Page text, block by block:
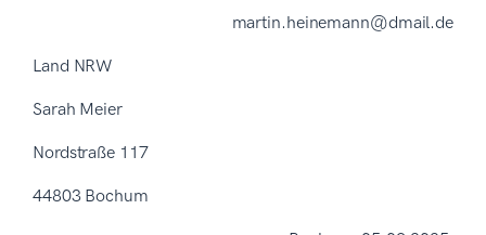
martin.heinemann@dmail.de
Land NRW
Sarah Meier
Nordstraße 117
44803 Bochum